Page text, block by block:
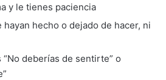
y le tienes paciencia
hayan hecho o dejado de hacer, ni
“No deberías de sentirte” o